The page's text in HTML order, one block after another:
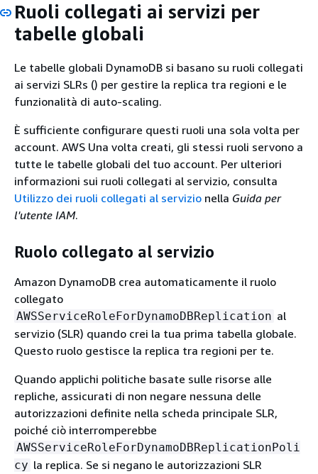
Ruoli collegati ai servizi per
tabelle globali
Le tabelle globali DynamoDB si basano su ruoli collegati
ai servizi SLRs () per gestire la replica tra regioni e le
funzionalità di auto-scaling.
È sufficiente configurare questi ruoli una sola volta per
account. AWS Una volta creati, gli stessi ruoli servono a
tutte le tabelle globali del tuo account. Per ulteriori
informazioni sui ruoli collegati al servizio, consulta
Utilizzo dei ruoli collegati al servizio nella Guida per
l'utente IAM.
Ruolo collegato al servizio
Amazon DynamoDB crea automaticamente il ruolo
collegato
AWSServiceRoleForDynamoDBReplication al
servizio (SLR) quando crei la tua prima tabella globale.
Questo ruolo gestisce la replica tra regioni per te.
Quando applichi politiche basate sulle risorse alle
repliche, assicurati di non negare nessuna delle
autorizzazioni definite nella scheda principale SLR,
poiché ciò interromperebbe
AWSServiceRoleForDynamoDBReplicationPoli
cy la replica. Se si negano le autorizzazioni SLR